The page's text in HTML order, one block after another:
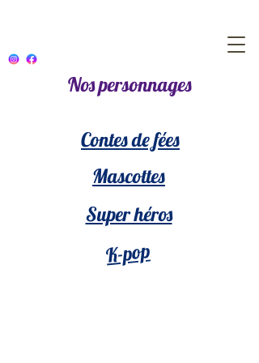
Nos personnages
Contes de fées
Mascottes
Super héros
K-pop